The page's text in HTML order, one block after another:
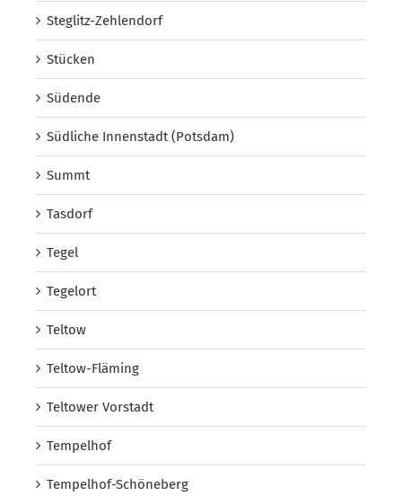
Steglitz-Zehlendorf
Stücken
Südende
Südliche Innenstadt (Potsdam)
Summt
Tasdorf
Tegel
Tegelort
Teltow
Teltow-Fläming
Teltower Vorstadt
Tempelhof
Tempelhof-Schöneberg